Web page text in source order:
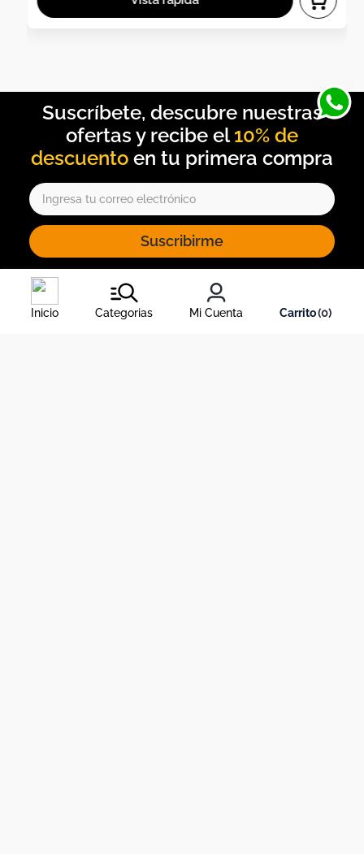
Inicio Categorias Mi Cuenta 0
10% de
descuento
Suscribirme
Al inscribirte al newsletter, aceptas nuestros
, y nuestrapolítica de tratamiento de información